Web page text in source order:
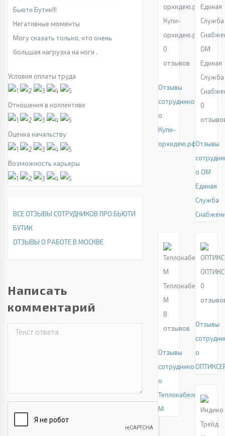
Бьюти Бутик!!!
Негативные моменты
Могу сказать только, что очень
большая нагрузка на ноги .
Условия оплаты труда
Отношения в коллективе
Оценка начальству
Возможность карьеры
ВСЕ ОТЗЫВЫ СОТРУДНИКОВ ПРО БЬЮТИ
БУТИК
ОТЗЫВЫ О РАБОТЕ В МОСКВЕ
Написать
комментарий
Купи-
орхидею.рф
0
отзывов
Отзывы
сотрудников
о
Купи-
орхидею.рф
ОМ
Единая
Служба
0
Отзывы
о ОМ
Единая
Служба
Теплокабель-
М
8
отзывов
Отзывы
сотрудников
о
Теплокабель-
М
0
Отзывы
о